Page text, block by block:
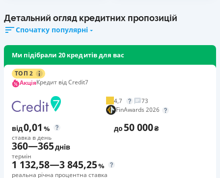
Детальний огляд кредитних пропозицій
Спочатку популярні
Ми підібрали 20 кредитів для вас
ТОП 2
АкціяКредит від Credit7
4,7
73
FinAwards 2026
від0,01 %
ставка в день
до50 000₴
360—365днів
термін
1 132,58—3 845,25%
реальна річна процентна ставка